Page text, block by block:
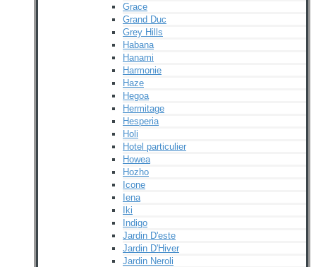
Grace
Grand Duc
Grey Hills
Habana
Hanami
Harmonie
Haze
Hegoa
Hermitage
Hesperia
Holi
Hotel particulier
Howea
Hozho
Icone
Iena
Iki
Indigo
Jardin D'este
Jardin D'Hiver
Jardin Neroli